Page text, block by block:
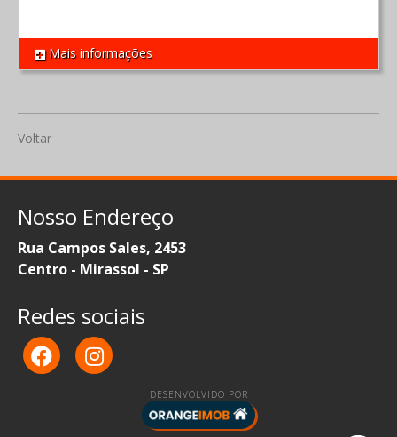
REF 1547
Mais informações
Voltar
Nosso Endereço
Rua Campos Sales, 2453
Centro - Mirassol - SP
Redes sociais
DESENVOLVIDO POR